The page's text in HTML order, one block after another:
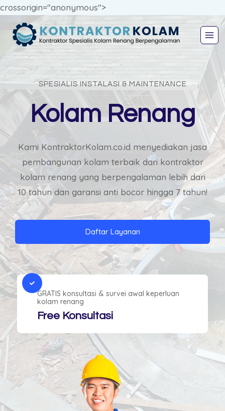
crossorigin="anonymous">
SPESIALIS INSTALASI & MAINTENANCE
Kolam Renang
Kami KontraktorKolam.co.id menyediakan jasa
pembangunan kolam terbaik dari kontraktor
kolam renang yang berpengalaman lebih dari
10 tahun dan garansi anti bocor hingga 7 tahun!
Daftar Layanan
GRATIS konsultasi & survei awal keperluan
kolam renang
Free Konsultasi